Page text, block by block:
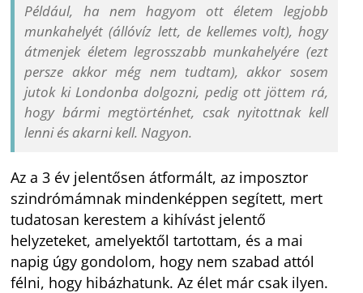
Például, ha nem hagyom ott életem legjobb
munkahelyét (állóvíz lett, de kellemes volt), hogy
átmenjek életem legrosszabb munkahelyére (ezt
persze akkor még nem tudtam), akkor sosem
jutok ki Londonba dolgozni, pedig ott jöttem rá,
hogy bármi megtörténhet, csak nyitottnak kell
lenni és akarni kell. Nagyon.
Az a 3 év jelentősen átformált, az imposztor
szindrómámnak mindenképpen segített, mert
tudatosan kerestem a kihívást jelentő
helyzeteket, amelyektől tartottam, és a mai
napig úgy gondolom, hogy nem szabad attól
félni, hogy hibázhatunk. Az élet már csak ilyen.